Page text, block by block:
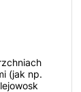
(jak np.